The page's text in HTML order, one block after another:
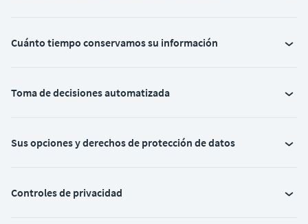
Cuánto tiempo conservamos su información
Toma de decisiones automatizada
Sus opciones y derechos de protección de datos
Controles de privacidad